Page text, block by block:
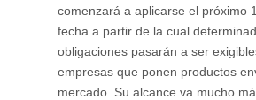
comenzará a aplicarse el próximo
fecha a partir de la cual
obligaciones pasarán a ser
empresas que ponen productos
mercado. Su alcance va mucho